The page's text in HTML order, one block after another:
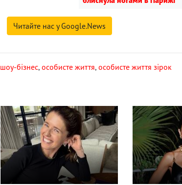
Читайте нас у Google.News
шоу-бізнес, особисте життя, особисте життя зірок